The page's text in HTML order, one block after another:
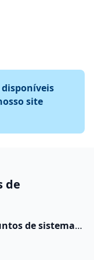
disponíveis
site
de
de sistemas